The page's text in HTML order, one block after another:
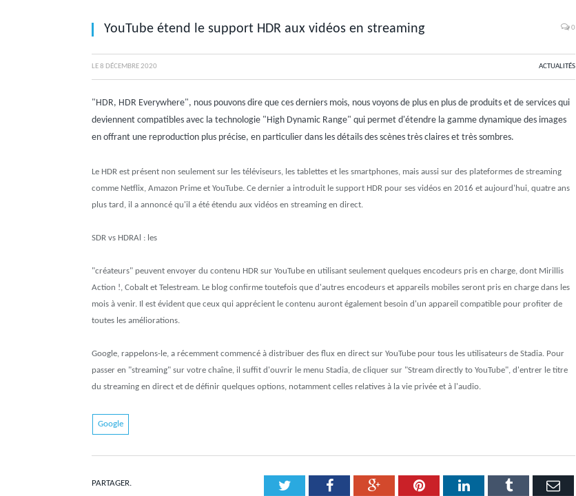
YouTube étend le support HDR aux vidéos en streaming 0
LE8 DÉCEMBRE 2020 ACTUALITÉS
"HDR, HDR Everywhere", nous pouvons dire que ces derniers mois, nous voyons de plus en plus de produits et de services qui
deviennent compatibles avec la technologie "High Dynamic Range" qui permet d'étendre la gamme dynamique des images
en offrant une reproduction plus précise, en particulier dans les détails des scènes très claires et très sombres.
Le HDR est présent non seulement sur les téléviseurs, les tablettes et les smartphones, mais aussi sur des plateformes de streaming
comme Netflix, Amazon Prime et YouTube. Ce dernier a introduit le support HDR pour ses vidéos en 2016 et aujourd'hui, quatre ans
plus tard, il a annoncé qu'il a été étendu aux vidéos en streaming en direct.
SDR vs HDRAl : les
"créateurs" peuvent envoyer du contenu HDR sur YouTube en utilisant seulement quelques encodeurs pris en charge, dont Mirillis
Action !, Cobalt et Telestream. Le blog confirme toutefois que d'autres encodeurs et appareils mobiles seront pris en charge dans les
mois à venir. Il est évident que ceux qui apprécient le contenu auront également besoin d'un appareil compatible pour profiter de
toutes les améliorations.
Google, rappelons-le, a récemment commencé à distribuer des flux en direct sur YouTube pour tous les utilisateurs de Stadia. Pour
passer en "streaming" sur votre chaîne, il suffit d'ouvrir le menu Stadia, de cliquer sur "Stream directly to YouTube", d'entrer le titre
du streaming en direct et de définir quelques options, notamment celles relatives à la vie privée et à l'audio.
Google
PARTAGER. TwitterFacebookGoogle+PinterestLinkedInTumblr